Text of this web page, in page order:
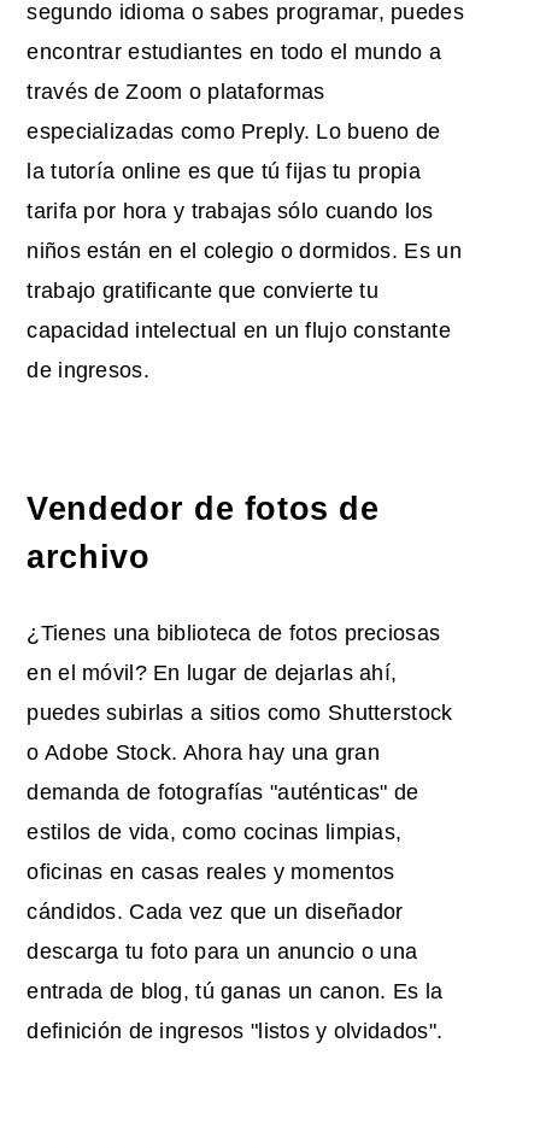
segundo idioma o sabes programar, puedes
encontrar estudiantes en todo el mundo a
través de Zoom o plataformas
especializadas como Preply. Lo bueno de
la tutoría online es que tú fijas tu propia
tarifa por hora y trabajas sólo cuando los
niños están en el colegio o dormidos. Es un
trabajo gratificante que convierte tu
capacidad intelectual en un flujo constante
de ingresos.
Vendedor de fotos de
archivo
¿Tienes una biblioteca de fotos preciosas
en el móvil? En lugar de dejarlas ahí,
puedes subirlas a sitios como Shutterstock
o Adobe Stock. Ahora hay una gran
demanda de fotografías "auténticas" de
estilos de vida, como cocinas limpias,
oficinas en casas reales y momentos
cándidos. Cada vez que un diseñador
descarga tu foto para un anuncio o una
entrada de blog, tú ganas un canon. Es la
definición de ingresos "listos y olvidados".